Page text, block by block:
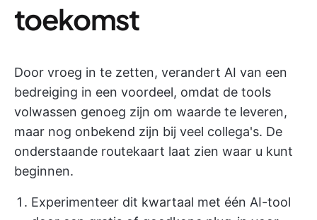
toekomst
Door vroeg in te zetten, verandert AI van een
bedreiging in een voordeel, omdat de tools
volwassen genoeg zijn om waarde te leveren,
maar nog onbekend zijn bij veel collega's. De
onderstaande routekaart laat zien waar u kunt
beginnen.
Experimenteer dit kwartaal met één AI-tool